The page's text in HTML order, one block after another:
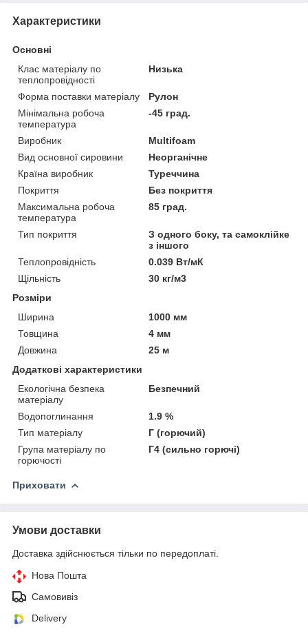
Характеристики
Основні
Клас матеріалу по
теплопровідності
Низька
Форма поставки матеріалу
Рулон
Мінімальна робоча
температура
-45 град.
Виробник
Multifoam
Вид основної сировини
Неорганічне
Країна виробник
Туреччина
Покриття
Без покриття
Максимальна робоча
температура
85 град.
Тип покриття
З одного боку, та самоклійке
з іншого
Теплопровідність
0.039 Вт/мК
Щільність
30 кг/м3
Розміри
Ширина
1000 мм
Товщина
4 мм
Довжина
25 м
Додаткові характеристики
Екологічна безпека
матеріалу
Безпечний
Водопоглинання
1.9 %
Тип матеріалу
Г (горючий)
Група матеріалу по
горючості
Г4 (сильно горючі)
Приховати
Умови доставки
Доставка здійснюється тільки по передоплаті.
Нова Пошта
Самовивіз
Delivery